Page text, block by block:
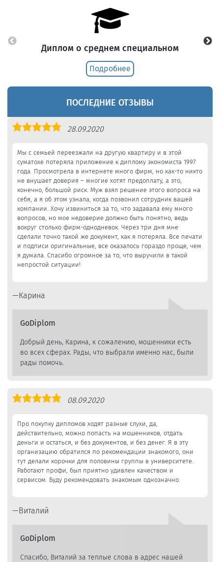
Диплом о среднем специальном
Подробнее
ПОСЛЕДНИЕ ОТЗЫВЫ
Оценка
28.09.2020
Мы с семьей переезжали на другую квартиру и в этой
суматохе потеряла приложение к диплому экономиста 1997
года. Просмотрела в интернете много фирм, но как-то никто
не внушает доверия – многие хотят предоплату, а это,
конечно, большой риск. Муж взял решение этого вопроса на
себя, а я об этом узнала, когда позвонил сотрудник вашей
компании. Хочу извиниться за то, что задавала ему много
вопросов, но мое недоверие должно быть понятно, ведь
вокруг столько фирм-однодневок. Через три дня мне
сделали точно такой же документ, как я потеряла. Все печати
и подписи оригинальные, все оказалось гораздо проще, чем
я думала. Спасибо огромное за то, что выручили в такой
непростой ситуации!
Карина
GoDiplom
Добрый день, Карина, к сожалению, мошенники есть
во всех сферах. Рады, что выбрали именно нас, были
рады помочь.
Оценка
08.09.2020
Про покупку дипломов ходят разные слухи, да,
действительно, можно попасть на мошенников, отдать
деньги и остаться, и без документов, и без денег. Я в эту
организацию обратился по рекомендации знакомого, они
тут делали корочки для половины группы в университете.
Работают профи, был приятно удивлен качеством и
сервисом. Буду рекомендовать знакомым однозначно.
Виталий
GoDiplom
Спасибо, Виталий за теплые слова в адрес нашей